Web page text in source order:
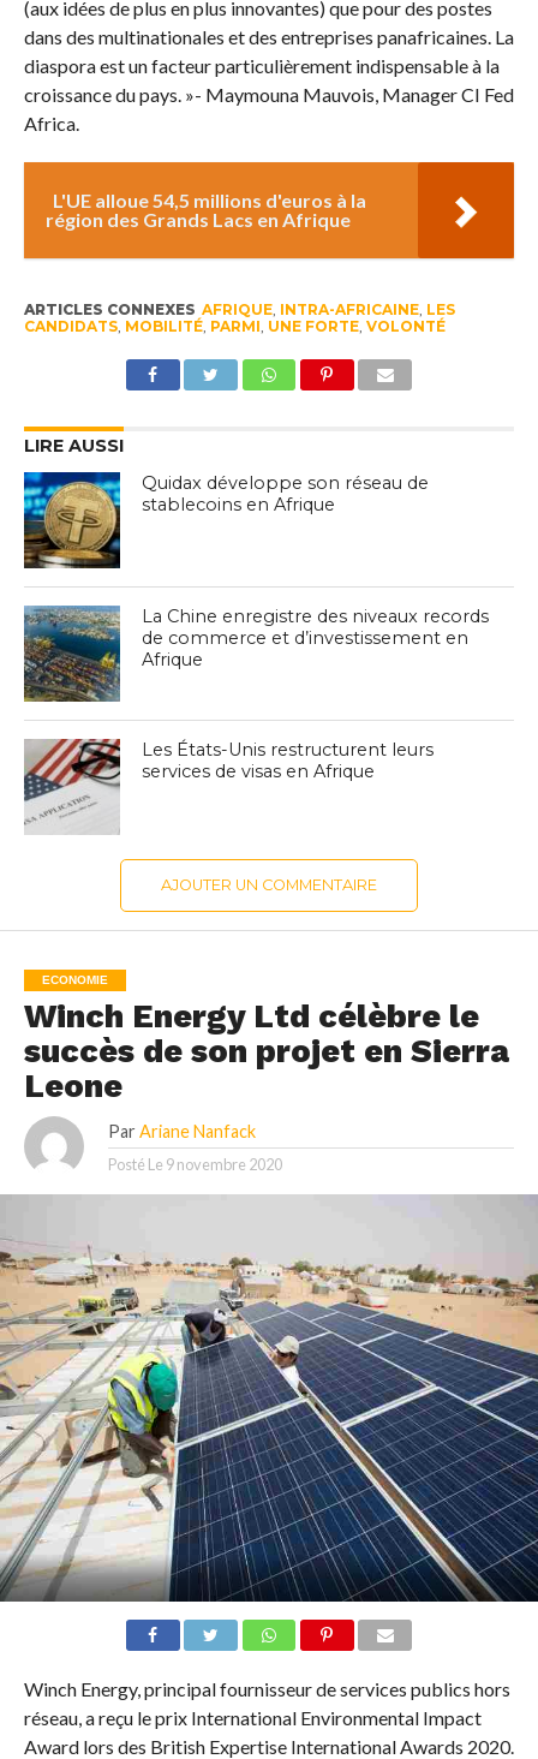
(aux idées de plus en plus innovantes) que pour des postes
dans des multinationales et des entreprises panafricaines. La
diaspora est un facteur particulièrement indispensable à la
croissance du pays. »- Maymouna Mauvois, Manager CI Fed
Africa.
L'UE alloue 54,5 millions d'euros à la
région des Grands Lacs en Afrique
ARTICLES CONNEXES AFRIQUE, INTRA-AFRICAINE, LES
CANDIDATS, MOBILITÉ, PARMI UNE FORTE, VOLONTÉ
LIRE AUSSI
Quidax développe son réseau de
stablecoins en Afrique
La Chine enregistre des niveaux records
de commerce et d’investissement en
Afrique
Les États-Unis restructurent leurs
services de visas en Afrique
AJOUTER UN COMMENTAIRE
ECONOMIE
Winch Energy Ltd célèbre le
succès de son projet en Sierra
Leone
Par Ariane Nanfack
Posté Le 9 novembre 2020
Winch Energy, principal fournisseur de services publics hors
réseau, a reçu le prix International Environmental Impact
Award lors des British Expertise International Awards 2020.